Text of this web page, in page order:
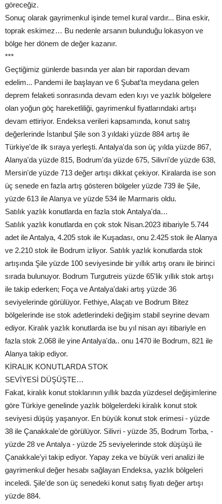
göreceğiz.
Sonuç olarak gayrimenkul işinde temel kural vardır... Bina eskir,
toprak eskimez… Bu nedenle arsanın bulunduğu lokasyon ve
bölge her dönem de değer kazanır.
***
Geçtiğimiz günlerde basında yer alan bir rapordan devam
edelim... Pandemi ile başlayan ve 6 Şubat'ta meydana gelen
deprem felaketi sonrasında devam eden kıyı ve yazlık bölgelere
olan yoğun göç hareketliliği, gayrimenkul fiyatlarındaki artışı
devam ettiriyor. Endeksa verileri kapsamında, konut satış
değerlerinde İstanbul Şile son 3 yıldaki yüzde 884 artış ile
Türkiye'de ilk sıraya yerleşti. Antalya'da son üç yılda yüzde 867,
Alanya'da yüzde 815, Bodrum'da yüzde 675, Silivri'de yüzde 638,
Mersin'de yüzde 713 değer artışı dikkat çekiyor. Kiralarda ise son
üç senede en fazla artış gösteren bölgeler yüzde 739 ile Şile,
yüzde 613 ile Alanya ve yüzde 534 ile Marmaris oldu.
Satılık yazlık konutlarda en fazla stok Antalya'da…
Satılık yazlık konutlarda en çok stok Nisan.2023 itibariyle 5.744
adet ile Antalya, 4.205 stok ile Kuşadası, onu 2.425 stok ile Alanya
ve 2.210 stok ile Bodrum izliyor. Satılık yazlık konutlarda stok
artışında Şile yüzde 100 seviyesinde bir yıllık artış oranı ile birinci
sırada bulunuyor. Bodrum Turgutreis yüzde 65'lik yıllık stok artışı
ile takip ederken; Foça ve Antalya'daki artış yüzde 36
seviyelerinde görülüyor. Fethiye, Alaçatı ve Bodrum Bitez
bölgelerinde ise stok adetlerindeki değişim stabil seyrine devam
ediyor. Kiralık yazlık konutlarda ise bu yıl nisan ayı itibariyle en
fazla stok 2.068 ile yine Antalya'da.. onu 1470 ile Bodrum, 821 ile
Alanya takip ediyor.
KİRALIK KONUTLARDA STOK
SEVİYESİ DÜŞÜŞTE…
Fakat, kiralık konut stoklarının yıllık bazda yüzdesel değişimlerine
göre Türkiye genelinde yazlık bölgelerdeki kiralık konut stok
seviyesi düşüş yaşanıyor. En büyük konut stok erimesi - yüzde
38 ile Çanakkale'de görülüyor. Silivri - yüzde 35, Bodrum Torba, -
yüzde 28 ve Antalya - yüzde 25 seviyelerinde stok düşüşü ile
Çanakkale'yi takip ediyor. Yapay zeka ve büyük veri analizi ile
gayrimenkul değer hesabı sağlayan Endeksa, yazlık bölgeleri
inceledi. Şile'de son üç senedeki konut satış fiyatı değer artışı
yüzde 884.